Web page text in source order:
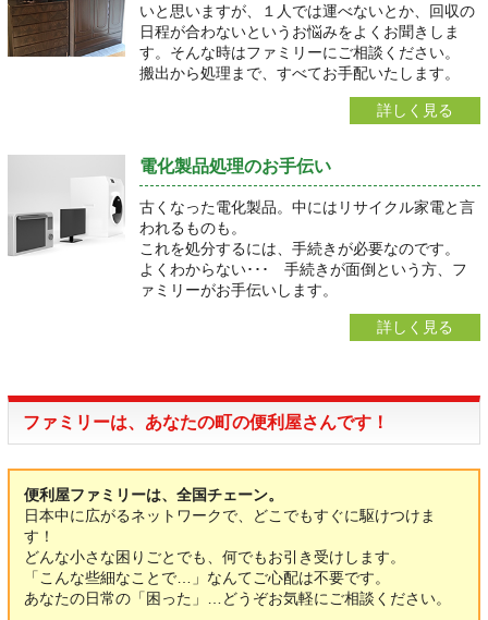
いと思いますが、１人では運べないとか、回収の
日程が合わないというお悩みをよくお聞きしま
す。そんな時はファミリーにご相談ください。
搬出から処理まで、すべてお手配いたします。
詳しく見る
電化製品処理のお手伝い
古くなった電化製品。中にはリサイクル家電と言
われるものも。
これを処分するには、手続きが必要なのです。
よくわからない･･･ 手続きが面倒という方、フ
ァミリーがお手伝いします。
詳しく見る
ファミリーは、あなたの町の便利屋さんです！
便利屋ファミリーは、全国チェーン。
日本中に広がるネットワークで、どこでもすぐに駆けつけま
す！
どんな小さな困りごとでも、何でもお引き受けします。
「こんな些細なことで…」なんてご心配は不要です。
あなたの日常の「困った」…どうぞお気軽にご相談ください。